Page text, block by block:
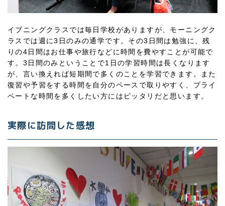
イブニングクラスでは毎日学校がありますが、モーニングク
ラスでは週に3日のみの通学です。その3日間は勉強に、残
りの4日間はお仕事や旅行などに時間を費やすことが可能で
す。3日間のみということで1日の学習時間は長くなります
が、言い換えれば短期間で多くのことを学習できます。また
復習や予習をする時間を自分のペースで取りやすく、プライ
ベートな時間を多くしたい方にはピッタリだと思います。
実際に訪問した感想